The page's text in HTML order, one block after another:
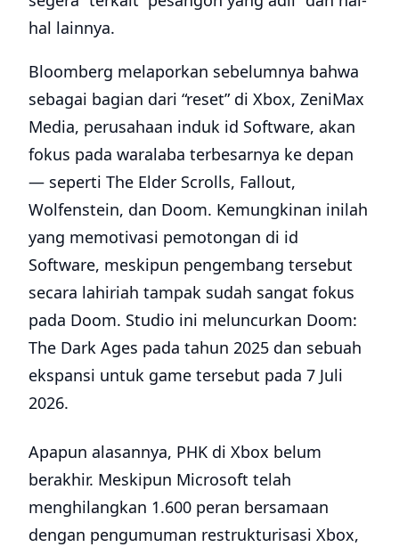
hal lainnya.
Bloomberg melaporkan sebelumnya bahwa
sebagai bagian dari “reset” di Xbox, ZeniMax
Media, perusahaan induk id Software, akan
fokus pada waralaba terbesarnya ke depan
— seperti The Elder Scrolls, Fallout,
Wolfenstein, dan Doom. Kemungkinan inilah
yang memotivasi pemotongan di id
Software, meskipun pengembang tersebut
secara lahiriah tampak sudah sangat fokus
pada Doom. Studio ini meluncurkan Doom:
The Dark Ages pada tahun 2025 dan sebuah
ekspansi untuk game tersebut pada 7 Juli
2026.
Apapun alasannya, PHK di Xbox belum
berakhir. Meskipun Microsoft telah
menghilangkan 1.600 peran bersamaan
dengan pengumuman restrukturisasi Xbox,